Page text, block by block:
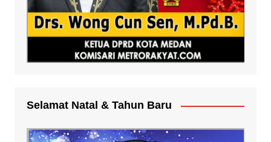
Selamat Natal & Tahun Baru